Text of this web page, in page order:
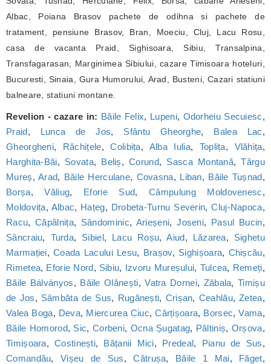
Albac, Poiana Brasov pachete de odihna si pachete de
tratament, pensiune Brasov, Bran, Moeciu, Cluj, Lacu Rosu,
casa de vacanta Praid, Sighisoara, Sibiu, Transalpina,
Transfagarasan, Marginimea Sibiului, cazare Timisoara hoteluri,
Bucuresti, Sinaia, Gura Humorului, Arad, Busteni, Cazari statiuni
balneare, statiuni montane.
Revelion - cazare in: Băile Felix, Lupeni, Odorheiu Secuiesc,
Praid, Lunca de Jos, Sfântu Gheorghe, Balea Lac,
Gheorgheni, Răchițele,Colibița, Alba Iulia, Toplița, Vlăhița,
Harghita-Băi, Sovata, Beliș,Corund, Sasca Montană,Târgu
Mureș, Arad, Băile Herculane, Covasna, Liban, Băile Tușnad,
Borșa,Văliug, Eforie Sud,Câmpulung Moldovenesc,
Moldovița, Albac, Hațeg, Drobeta-Turnu Severin,Cluj-Napoca,
Racu,Căpâlnița, Sândominic, Arieșeni,Joseni, Pasul Bucin,
Sâncraiu, Turda, Sibiel, Lacu Roșu,Aiud, Lăzarea, Sighetu
Marmației,Coada Lacului Lesu, Brașov, Sighișoara, Chișcău,
Rimetea, Eforie Nord, Sibiu, Izvoru Mureșului, Tulcea, Remeți,
Băile Bálványos, Băile Olănești,Vatra Dornei, Zăbala,Timișu
de Jos, Sâmbăta de Sus, Rugănești, Crișan, Ceahlău,Zetea,
Valea Boga, Deva, Miercurea Ciuc,Cârțișoara, Borsec,Vama,
Băile Homorod, Sic, Corbeni, Ocna Șugatag, Păltiniș, Orșova,
Timișoara,Costinești, Bățanii Mici, Predeal, Pianu de Sus,
Comandău,Vișeu de Sus,Cătrușa, Băile 1 Mai, Făget,